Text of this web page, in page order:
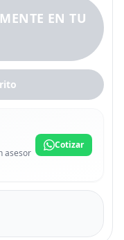
EN TU
asesor
Cotizar